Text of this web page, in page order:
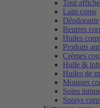
Tout
Laits corps
Déodorants
Beurres
Huiles
Produits
Crèmes
Huile &
Huiles de
Mousses
Soins
Sprays